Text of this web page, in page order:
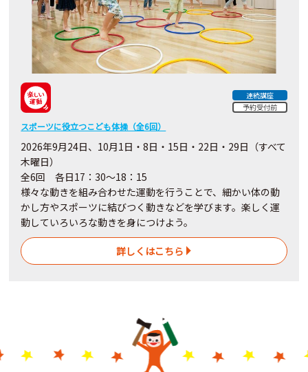
連続講座
予約受付前
スポーツに役立つこども体操（全6回）
2026年9月24日、10月1日・8日・15日・22日・29日（すべて
木曜日）
全6回 各日17：30～18：15
様々な動きを組み合わせた運動を行うことで、細かい体の動
かし方やスポーツに結びつく動きなどを学びます。楽しく運
動していろいろな動きを身につけよう。
詳しくはこちら